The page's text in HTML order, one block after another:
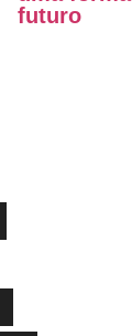
futuro